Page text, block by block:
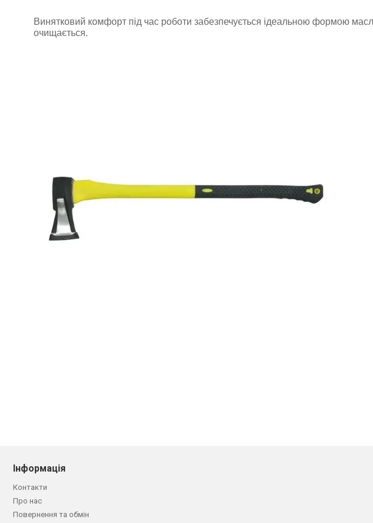
Винятковий комфорт під час роботи забезпечується ідеальною формою
очищається.
Інформація
Контакти
Про нас
Повернення та обмін